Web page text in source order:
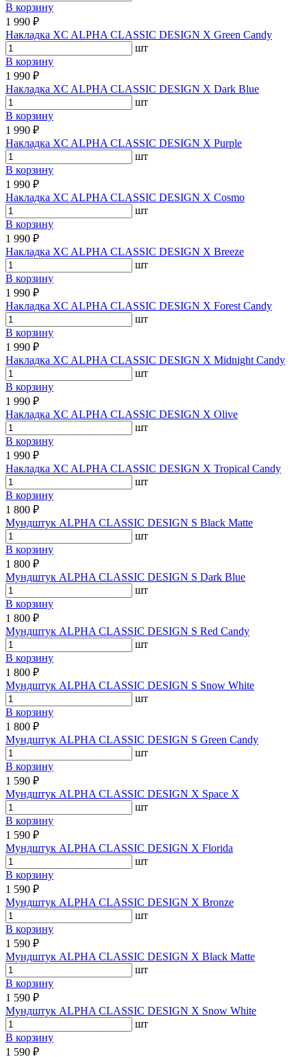
В корзину
1 990 ₽
Накладка XC ALPHA CLASSIC DESIGN X Green Candy
шт
В корзину
1 990 ₽
Накладка XC ALPHA CLASSIC DESIGN X Dark Blue
шт
В корзину
1 990 ₽
Накладка XC ALPHA CLASSIC DESIGN X Purple
шт
В корзину
1 990 ₽
Накладка XC ALPHA CLASSIC DESIGN X Cosmo
шт
В корзину
1 990 ₽
Накладка XC ALPHA CLASSIC DESIGN X Breeze
шт
В корзину
1 990 ₽
Накладка XC ALPHA CLASSIC DESIGN X Forest Candy
шт
В корзину
1 990 ₽
Накладка XC ALPHA CLASSIC DESIGN X Midnight Candy
шт
В корзину
1 990 ₽
Накладка XC ALPHA CLASSIC DESIGN X Olive
шт
В корзину
1 990 ₽
Накладка XC ALPHA CLASSIC DESIGN X Tropical Candy
шт
В корзину
1 800 ₽
Мундштук ALPHA CLASSIC DESIGN S Black Matte
шт
В корзину
1 800 ₽
Мундштук ALPHA CLASSIC DESIGN S Dark Blue
шт
В корзину
1 800 ₽
Мундштук ALPHA CLASSIC DESIGN S Red Candy
шт
В корзину
1 800 ₽
Мундштук ALPHA CLASSIC DESIGN S Snow White
шт
В корзину
1 800 ₽
Мундштук ALPHA CLASSIC DESIGN S Green Candy
шт
В корзину
1 590 ₽
Мундштук ALPHA CLASSIC DESIGN X Space X
шт
В корзину
1 590 ₽
Мундштук ALPHA CLASSIC DESIGN X Florida
шт
В корзину
1 590 ₽
Мундштук ALPHA CLASSIC DESIGN X Bronze
шт
В корзину
1 590 ₽
Мундштук ALPHA CLASSIC DESIGN X Black Matte
шт
В корзину
1 590 ₽
Мундштук ALPHA CLASSIC DESIGN X Snow White
шт
В корзину
1 590 ₽